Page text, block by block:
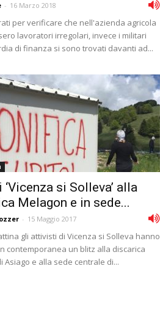
- 16 Marzo 2018
per verificare che nell'azienda agricola
lavoratori irregolari, invece i militari
di finanza si sono trovati davanti ad...
si Solleva’ alla
Melagon e in sede...
- 15 Maggio 2017
gli attivisti di Vicenza si Solleva hanno
contemporanea un blitz alla discarica
Asiago e alla sede centrale di...